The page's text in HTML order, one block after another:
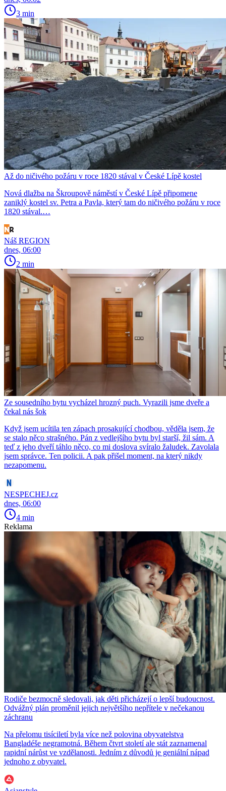
3 min
Až do ničivého požáru v roce 1820 stával v České Lípě kostel
Nová dlažba na Škroupově náměstí v České Lípě připomene
zaniklý kostel sv. Petra a Pavla, který tam do ničivého požáru v roce
1820 stával.…
Náš REGION
dnes, 06:00
2 min
Ze sousedního bytu vycházel hrozný puch. Vyrazili jsme dveře a
čekal nás šok
Když jsem ucítila ten zápach prosakující chodbou, věděla jsem, že
se stalo něco strašného. Pán z vedlejšího bytu byl starší, žil sám. A
teď z jeho dveří táhlo něco, co mi doslova svíralo žaludek. Zavolala
jsem správce. Ten policii. A pak přišel moment, na který nikdy
nezapomenu.
NESPECHEJ.cz
dnes, 06:00
4 min
Reklama
Rodiče bezmocně sledovali, jak děti přicházejí o lepší budoucnost.
Odvážný plán proměnil jejich největšího nepřítele v nečekanou
záchranu
Na přelomu tisíciletí byla více než polovina obyvatelstva
Bangladéše negramotná. Během čtvrt století ale stát zaznamenal
rapidní nárůst ve vzdělanosti. Jedním z důvodů je geniální nápad
jednoho z obyvatel.